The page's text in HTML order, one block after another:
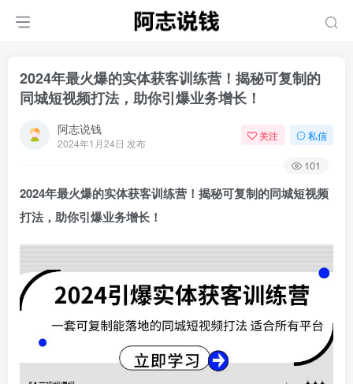
2024年最火爆的实体获客训练营！揭秘可复制的
同城短视频打法，助你引爆业务增长！
阿志说钱
2024年1月24日 发布
关注 私信
101
2024年最火爆的实体获客训练营！揭秘可复制的同城短视频
打法，助你引爆业务增长！